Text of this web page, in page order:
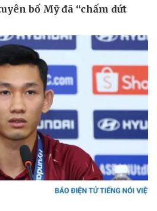
Công nghệ
Sành điệu
Tin Công nghệ
Trải nghiệm
Chuyển đổi số